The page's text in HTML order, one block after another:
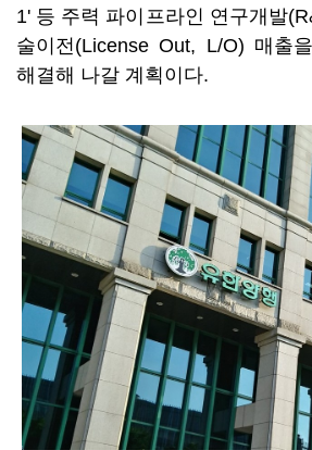
1' 등 주력 파이프라인 연구개발
술이전(License Out, L/O) 매출
해결해 나갈 계획이다.